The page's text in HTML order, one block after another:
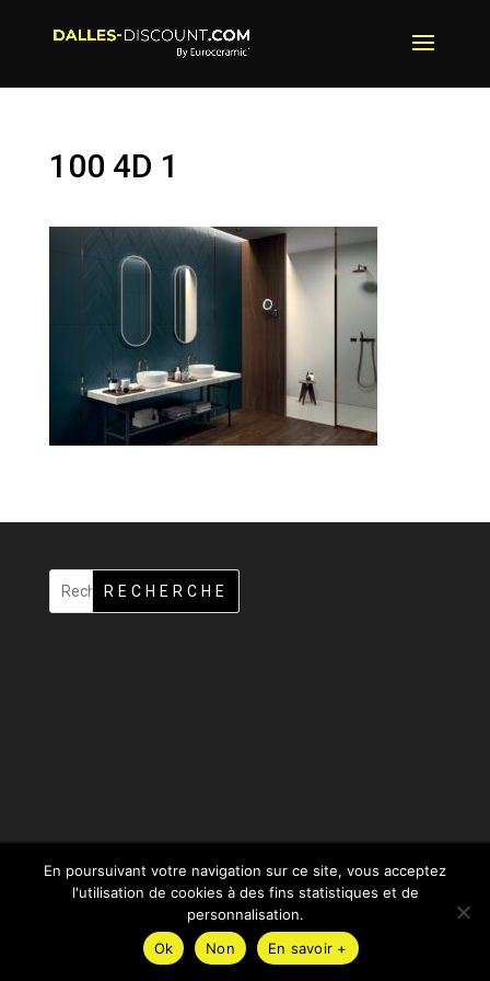
100 4D 1
RECHERCHE
| Propulsé par
En poursuivant votre navigation sur ce site, vous acceptez
l'utilisation de cookies à des fins statistiques et de
personnalisation.
Ok
Non En savoir +